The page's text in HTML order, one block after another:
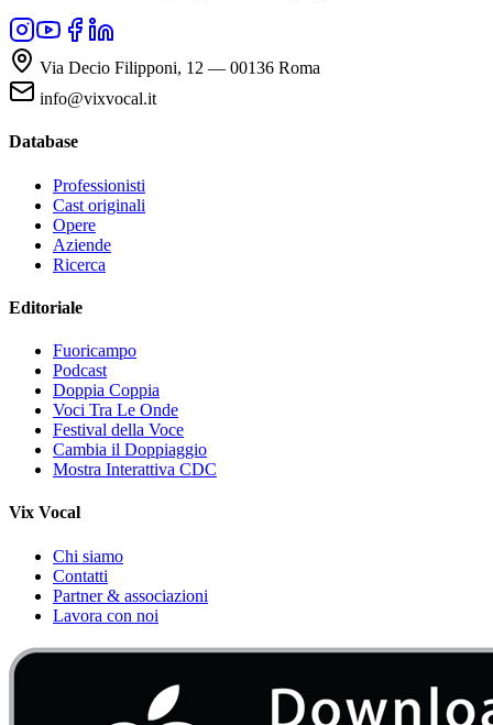
Via Decio Filipponi, 12 — 00136 Roma
info@vixvocal.it
Database
Professionisti
Cast originali
Opere
Aziende
Ricerca
Editoriale
Fuoricampo
Podcast
Doppia Coppia
Voci Tra Le Onde
Festival della Voce
Cambia il Doppiaggio
Mostra Interattiva CDC
Vix Vocal
Chi siamo
Contatti
Partner & associazioni
Lavora con noi